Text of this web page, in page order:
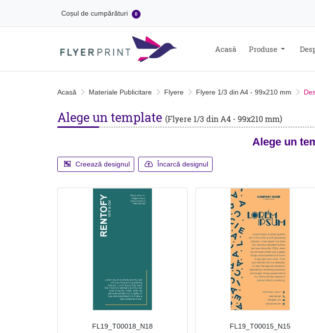
Coșul de cumpărături 0
Acasă Produse
Acasă Materiale Publicitare Flyere Flyere 1/3 din A4 - 99x210 mm
Alege un template (Flyere 1/3 din A4 - 99x210 mm)
Alege un
Creează designul Încarcă designul
FL19_T00018_N18 FL19_T00015_N15